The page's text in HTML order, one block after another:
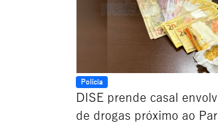
Polícia
DISE prende casal
de drogas próximo ao